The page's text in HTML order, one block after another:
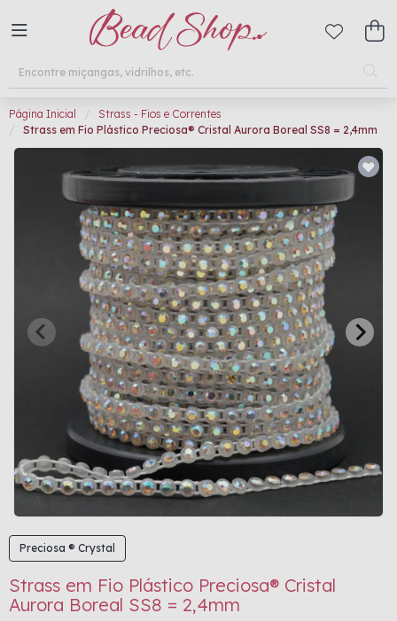
Página Inicial
Strass - Fios e Correntes
Strass em Fio Plástico Preciosa® Cristal Aurora Boreal SS8 = 2,4mm
Preciosa ® Crystal
Strass em Fio Plástico Preciosa® Cristal
Aurora Boreal SS8 = 2,4mm